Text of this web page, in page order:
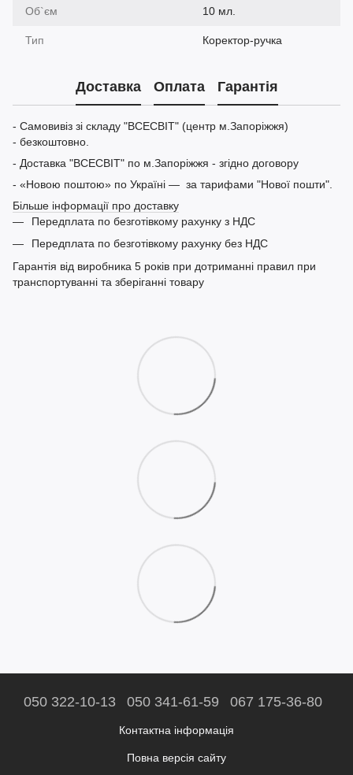
Об`єм 10 мл.
Тип Коректор-ручка
Доставка Оплата Гарантія
- Самовивіз зі складу "ВСЕСВІТ" (центр м.Запоріжжя)
- безкоштовно.
- Доставка "ВСЕСВІТ" по м.Запоріжжя - згідно договору
- «Новою поштою» по Україні — за тарифами "Нової пошти".
Більше інформації про доставку
Передплата по безготівкому рахунку з НДС
Передплата по безготівкому рахунку без НДС
Гарантія від виробника 5 років при дотриманні правил при
транспортуванні та зберіганні товару
050 322-10-13 050 341-61-59 067 175-36-80
Контактна інформація
Повна версія сайту